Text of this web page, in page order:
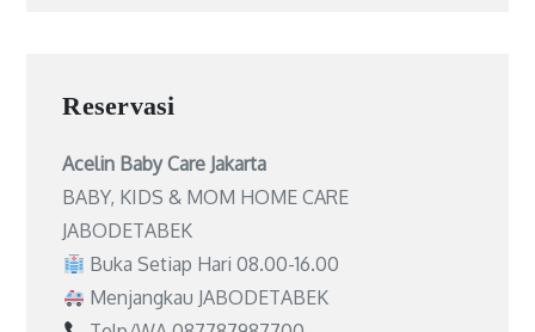
Reservasi
Acelin Baby Care Jakarta
BABY, KIDS & MOM HOME CARE
JABODETABEK
Buka Setiap Hari 08.00-16.00
Menjangkau JABODETABEK